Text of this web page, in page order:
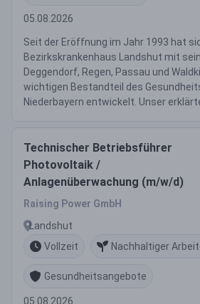
05.08.2026
Seit der Eröffnung im Jahr 1993 hat
Bezirkskrankenhaus Landshut mit
Deggendorf, Regen, Passau und
wichtigen Bestandteil des
Niederbayern entwickelt. Unser
Technischer Betriebsführer
Photovoltaik /
Anlagenüberwachung (m/w/d)
Raising Power GmbH
Landshut
Vollzeit
Nachhaltiger
Gesundheitsangebote
05.08.2026